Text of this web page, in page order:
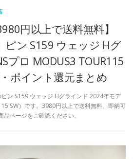
円以上で送料無料】
ピン S159 ウェッジ Hグ
プロ MODUS3 TOUR115
ポイント還元まとめ
ン S159 ウェッジ Hグラインド 2024年モデ
SW）です。3980円以上で送料無料、即納可
ページをご確認ください。